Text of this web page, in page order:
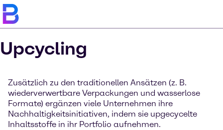
Upcycling
Zusätzlich zu den traditionellen Ansätzen (z. B.
wiederverwertbare Verpackungen und wasserlose
Formate) ergänzen viele Unternehmen ihre
Nachhaltigkeitsinitiativen, indem sie upgecycelte
Inhaltsstoffe in ihr Portfolio aufnehmen.